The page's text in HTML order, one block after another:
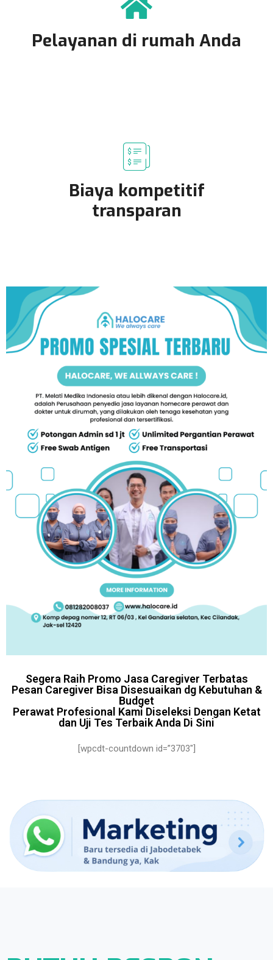
Pelayanan di rumah Anda
Biaya kompetitif
transparan
Segera Raih Promo Jasa Caregiver Terbatas
Pesan Caregiver Bisa Disesuaikan dg Kebutuhan &
Budget
Perawat Profesional Kami Diseleksi Dengan Ketat
dan Uji Tes Terbaik Anda Di Sini
[wpcdt-countdown id=”3703″]